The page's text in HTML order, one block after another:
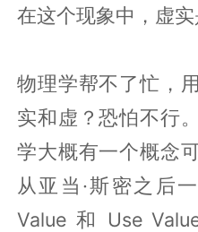
在这个现象中，虚实
物理学帮不了忙，
实和虚？恐怕不行
学大概有一个概念
从亚当·斯密之后
Value 和 Use